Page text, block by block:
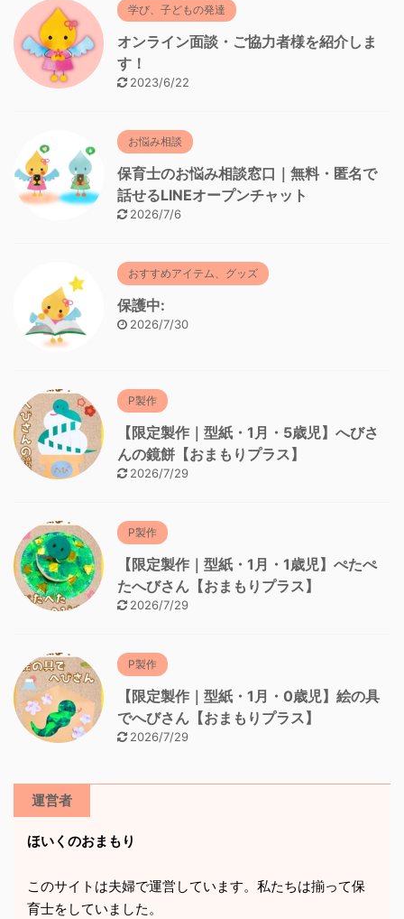
学び、子どもの発達
オンライン面談・ご協力者様を紹介しま
す！
2023/6/22
お悩み相談
保育士のお悩み相談窓口｜無料・匿名で
話せるLINEオープンチャット
2026/7/6
おすすめアイテム、グッズ
保護中:
2026/7/30
P製作
【限定製作｜型紙・1月・5歳児】へびさ
んの鏡餅【おまもりプラス】
2026/7/29
P製作
【限定製作｜型紙・1月・1歳児】ぺたぺ
たへびさん【おまもりプラス】
2026/7/29
P製作
【限定製作｜型紙・1月・0歳児】絵の具
でへびさん【おまもりプラス】
2026/7/29
運営者
ほいくのおまもり
このサイトは夫婦で運営しています。私たちは揃って保
育士をしていました。